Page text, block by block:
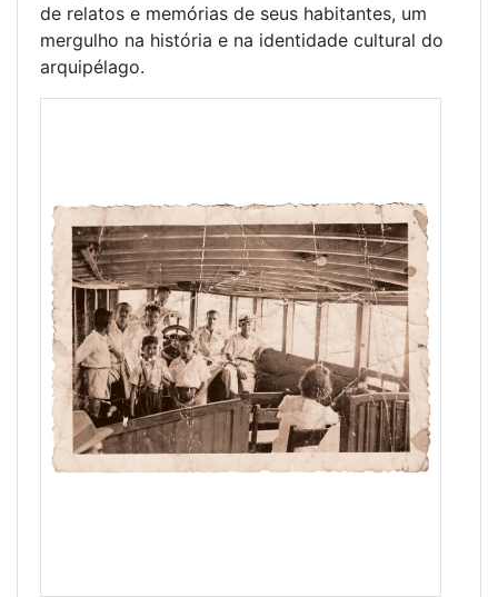
de relatos e memórias de seus habitantes, um
mergulho na história e na identidade cultural do
arquipélago.